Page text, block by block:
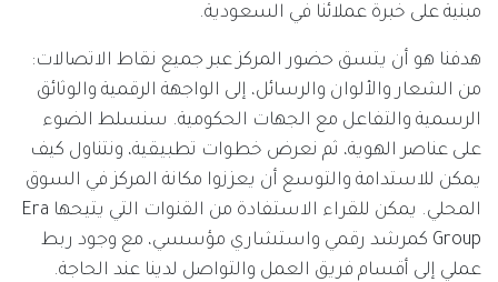
مبنية على خبرة عملائنا في السعودية.
هدفنا هو أن يتسق حضور المركز عبر جميع نقاط الاتصالات:
من الشعار والألوان والرسائل، إلى الواجهة الرقمية والوثائق
الرسمية والتفاعل مع الجهات الحكومية. سنسلط الضوء
على عناصر الهوية، ثم نعرض خطوات تطبيقية، ونتناول كيف
يمكن للاستدامة والتوسع أن يعززوا مكانة المركز في السوق
المحلي. يمكن للقراء الاستفادة من القنوات التي يتيحها Era
Group كمرشد رقمي واستشاري مؤسسي، مع وجود ربط
عملي إلى أقسام فريق العمل والتواصل لدينا عند الحاجة.